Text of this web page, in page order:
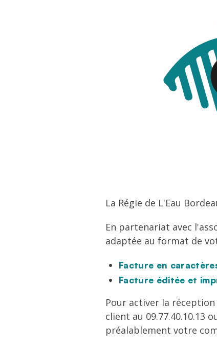
Texte
La Régie de L'Eau
En partenariat avec
adaptée au format de
Facture en
Facture éditée et
Pour activer la
client au 09.77.40.10.13
préalablement votre